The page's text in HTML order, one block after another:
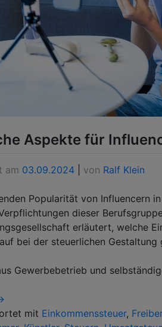
Aspekte für
am 03.09.2024 von Ralf Klein
Popularität von Influencern
dieser
erläutert, welche
bei der steuerlichen
Gewerbebetrieb und
mit Einkommenssteuer,